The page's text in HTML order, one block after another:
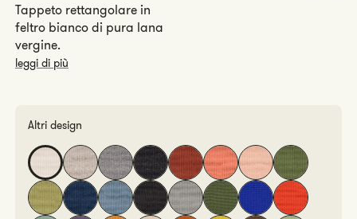
Tappeto rettangolare in
feltro bianco di pura lana
vergine.
leggi di più
Altri design